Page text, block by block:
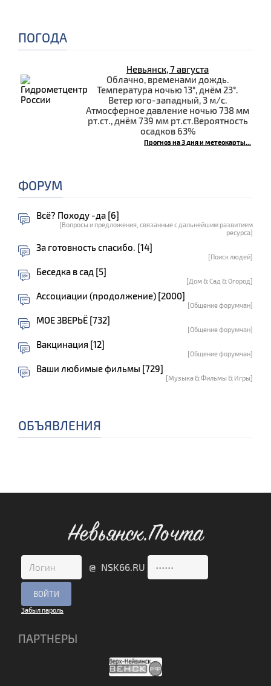
ПОГОДА
Невьянск, 7 августа
Облачно, временами дождь.
Температура ночью 13°, днём 23°.
Ветер юго-западный, 3 м/с.
Атмосферное давление ночью 738 мм
рт.ст., днём 739 мм рт.ст.Вероятность
осадков 63%
Прогноз на 3 дня и метеокарты...
ФОРУМ
Всё? Походу -да [6]
[Вопросы и предложения, связанные с дальнейшим развитием
ресурса]
За готовность спасибо. [14]
[Поиск людей]
Беседка в сад [5]
[Дом & Сад & Огород]
Ассоциации (продолжение) [2000]
[Общение форумчан]
МОЕ ЗВЕРЬЁ [732]
[Общение форумчан]
Вакцинация [12]
[Общение форумчан]
Ваши любимые фильмы [729]
[Музыка & Фильмы & Игры]
ОБЪЯВЛЕНИЯ
Невьянск.Почта
@ NSK66.RU
Забыл пароль
ПАРТНЕРЫ